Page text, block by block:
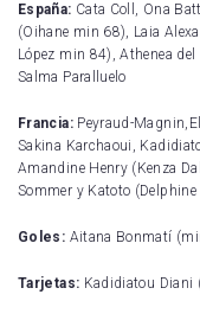
España: Cata Coll, Ona
(Oihane min 68), Laia
López min 84), Athenea
Salma Paralluelo
Francia: Peyraud-
Sakina Karchaoui,
Amandine Henry (Kenza
Sommer y Katoto
Goles: Aitana Bonmatí
Tarjetas: Kadidiatou Diani